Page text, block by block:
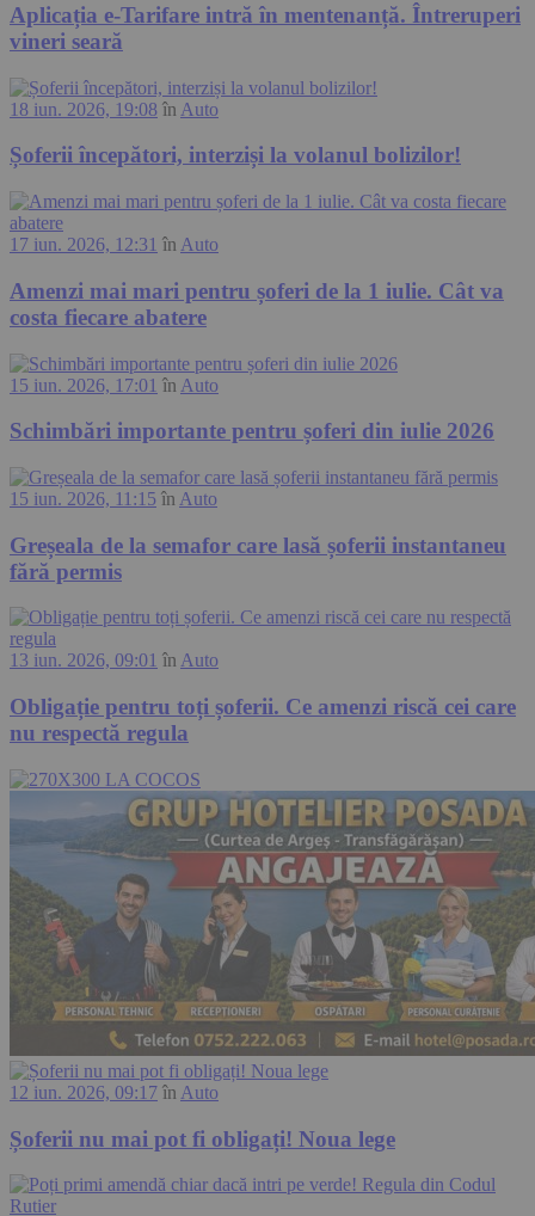
Aplicația e-Tarifare intră în mentenanță. Întreruperi
vineri seară
18 iun. 2026, 19:08 în Auto
Șoferii începători, interziși la volanul bolizilor!
17 iun. 2026, 12:31 în Auto
Amenzi mai mari pentru șoferi de la 1 iulie. Cât va
costa fiecare abatere
15 iun. 2026, 17:01 în Auto
Schimbări importante pentru șoferi din iulie 2026
15 iun. 2026, 11:15 în Auto
Greșeala de la semafor care lasă șoferii instantaneu
fără permis
13 iun. 2026, 09:01 în Auto
Obligație pentru toți șoferii. Ce amenzi riscă cei care
nu respectă regula
12 iun. 2026, 09:17 în Auto
Șoferii nu mai pot fi obligați! Noua lege